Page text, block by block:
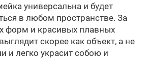
универсальна и будет
в любом пространстве. За
форм и красивых плавных
скорее как объект, а не
и легко украсит собою и